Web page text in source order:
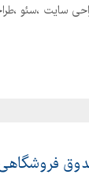
سایت ،سئو